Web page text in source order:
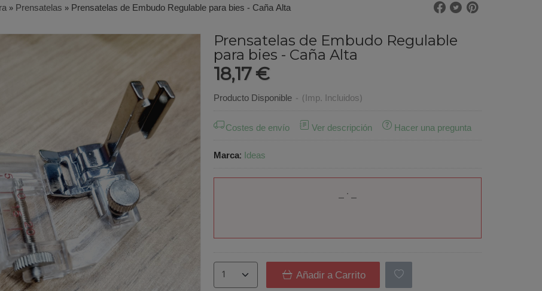
»Prensatelas »Prensatelas de Embudo Regulable para bies - Caña Alta
Prensatelas de Embudo Regulable
para bies - Caña Alta
18,17 €
Producto Disponible - (Imp. Incluidos)
Costes de envío
Ver descripción
Hacer una pregunta
Marca: Ideas
Añadir a Carrito